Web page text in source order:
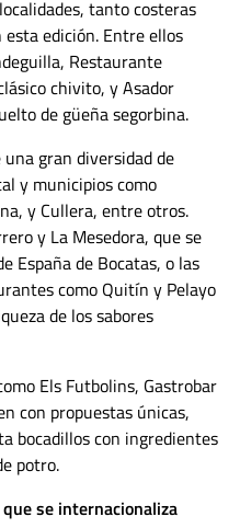
tanto costeras
edición. Entre ellos
Restaurante
chivito, y Asador
de güeña segorbina.
una gran diversidad de
y municipios como
y Cullera, entre otros.
y La Mesedora, que se
España de Bocatas, o las
como Quitín y Pelayo
de los sabores
Els Futbolins, Gastrobar
con propuestas únicas,
bocadillos con ingredientes
potro.
se internacionaliza